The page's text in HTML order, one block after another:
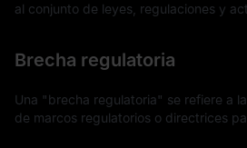
al conjunto de leyes, regulaciones y
Brecha regulatoria
Una "brecha regulatoria" se refiere a
de marcos regulatorios o directrices